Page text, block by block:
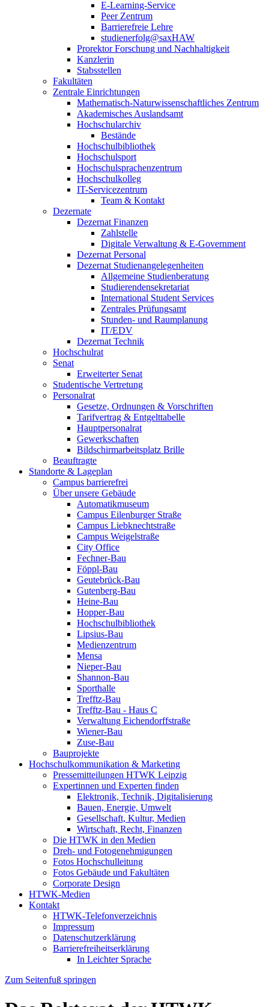
E-Learning-Service
Peer Zentrum
Barrierefreie Lehre
studienerfolg@saxHAW
Prorektor Forschung und Nachhaltigkeit
Kanzlerin
Stabsstellen
Fakultäten
Zentrale Einrichtungen
Mathematisch-Naturwissenschaftliches Zentrum
Akademisches Auslandsamt
Hochschularchiv
Bestände
Hochschulbibliothek
Hochschulsport
Hochschulsprachenzentrum
Hochschulkolleg
IT-Servicezentrum
Team & Kontakt
Dezernate
Dezernat Finanzen
Zahlstelle
Digitale Verwaltung & E-Government
Dezernat Personal
Dezernat Studienangelegenheiten
Allgemeine Studienberatung
Studierendensekretariat
International Student Services
Zentrales Prüfungsamt
Stunden- und Raumplanung
IT/EDV
Dezernat Technik
Hochschulrat
Senat
Erweiterter Senat
Studentische Vertretung
Personalrat
Gesetze, Ordnungen & Vorschriften
Tarifvertrag & Entgelttabelle
Hauptpersonalrat
Gewerkschaften
Bildschirmarbeitsplatz Brille
Beauftragte
Standorte & Lageplan
Campus barrierefrei
Über unsere Gebäude
Automatikmuseum
Campus Eilenburger Straße
Campus Liebknechtstraße
Campus Weigelstraße
City Office
Fechner-Bau
Föppl-Bau
Geutebrück-Bau
Gutenberg-Bau
Heine-Bau
Hopper-Bau
Hochschulbibliothek
Lipsius-Bau
Medienzentrum
Mensa
Nieper-Bau
Shannon-Bau
Sporthalle
Trefftz-Bau
Trefftz-Bau - Haus C
Verwaltung Eichendorffstraße
Wiener-Bau
Zuse-Bau
Bauprojekte
Hochschulkommunikation & Marketing
Pressemitteilungen HTWK Leipzig
Expertinnen und Experten finden
Elektronik, Technik, Digitalisierung
Bauen, Energie, Umwelt
Gesellschaft, Kultur, Medien
Wirtschaft, Recht, Finanzen
Die HTWK in den Medien
Dreh- und Fotogenehmigungen
Fotos Hochschulleitung
Fotos Gebäude und Fakultäten
Corporate Design
HTWK-Medien
Kontakt
HTWK-Telefonverzeichnis
Impressum
Datenschutzerklärung
Barrierefreiheitserklärung
In Leichter Sprache
Zum Seitenfuß springen